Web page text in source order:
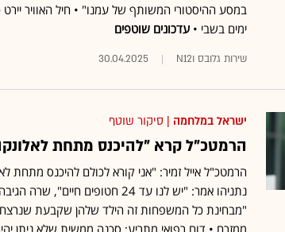
במסע ההיסטורי המשותף של עמנו" • חיל האוויר
ימים בשבי • עדכונים שוטפים
שירות גלובס וN12 30.04.2025
ישראל במלחמה | סיקור שוטף
הרמטכ"ל קרא "להיכנס מתחת
הרמטכ"ל אייל זמיר: "אני קורא לכולם להיכנס
נתניהו אמר: "יש לנו עד 24
"מבחינת כל המשפחות זה הילד שלהן שקבעת שנרצח